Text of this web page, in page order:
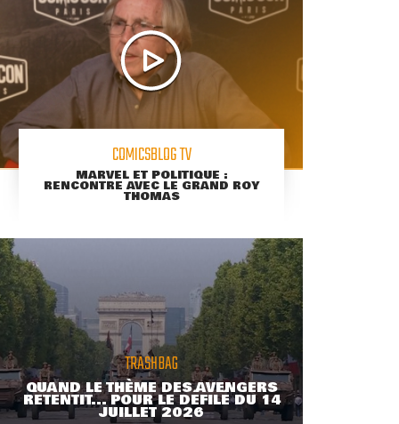
COMICSBLOG TV
MARVEL ET POLITIQUE :
RENCONTRE AVEC LE GRAND ROY
THOMAS
TRASHBAG
QUAND LE THÈME DES AVENGERS
RETENTIT... POUR LE DÉFILÉ DU 14
JUILLET 2026